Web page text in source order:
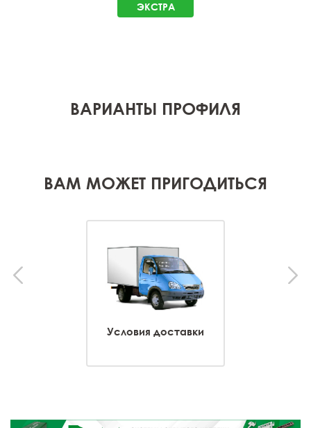
ЭКСТРА
ВАРИАНТЫ ПРОФИЛЯ
ВАМ МОЖЕТ ПРИГОДИТЬСЯ
Условия доставки